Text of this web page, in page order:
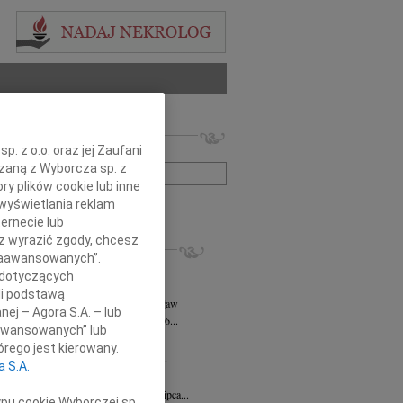
lub numer ogłoszenia:
+ szukanie zaawansowane
Mordawski 06.08.2026
nic: już uleciałem w taką...
Hanna Kościelniak
Wrocław
Hanna Kościelniak Zmarła 30.06.2026...
Brutkowski 30.07.2026
pozostanie w naszych sercach Z...
żalem zawiadamiamy, że dnia 7 lipca...
z o.o. oraz jej Zaufani
z Wyborcza sp. z
plików cookie lub inne
reklam
lub
wyrazić zgody, chcesz
podstawą
– Agora S.A. – lub
lub
jest kierowany.
S.A.